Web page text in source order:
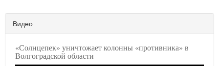
Видео
«Солнцепек» уничтожает колонны «противника» в
Волгоградской области